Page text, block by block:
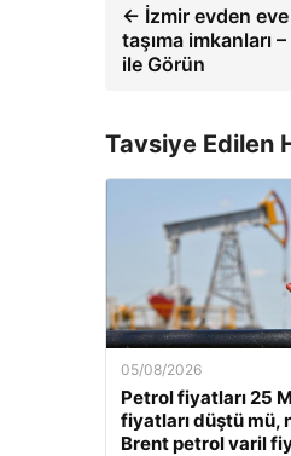
← İzmir evden
taşıma imkanları
ile Görün
Tavsiye Edilen
05/08/2026
Petrol fiyatları 25
fiyatları düştü mü,
Brent petrol varil